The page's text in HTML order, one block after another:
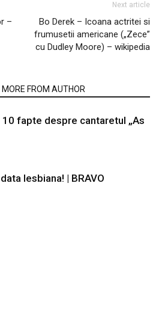
–
Next article
Bo Derek – Icoana actritei si
frumusetii americane („Zece”
cu Dudley Moore) – wikipedia
MORE FROM AUTHOR
10 fapte despre cantaretul „As
lesbiana! | BRAVO